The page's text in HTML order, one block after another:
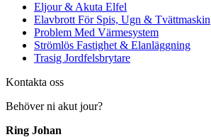
Eljour & Akuta Elfel
Elavbrott För Spis, Ugn & Tvättmaskin
Problem Med Värmesystem
Strömlös Fastighet & Elanläggning
Trasig Jordfelsbrytare
Kontakta oss
Behöver ni akut jour?
Ring Johan